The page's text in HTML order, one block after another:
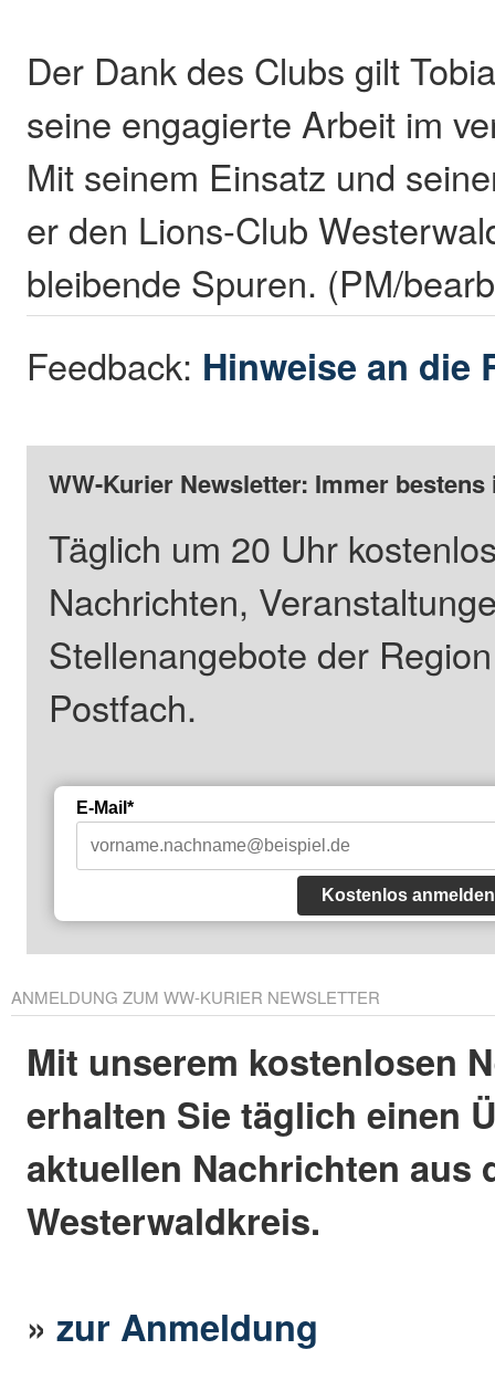
Der Dank des Clubs gilt
seine engagierte Arbeit im
Mit seinem Einsatz und
er den Lions-Club
bleibende Spuren. (PM/
Feedback: Hinweise an die
WW-Kurier Newsletter: Immer
Täglich um 20 Uhr
Nachrichten,
Stellenangebote der
Postfach.
E-Mail*
Kostenlos anmelden
ANMELDUNG ZUM WW-KURIER NEWSLETTER
Mit unserem kostenlosen
erhalten Sie täglich einen
aktuellen Nachrichten aus
Westerwaldkreis.
»zur Anmeldung